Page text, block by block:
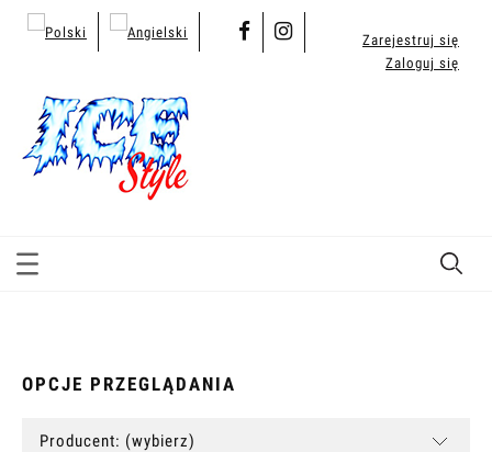
Zarejestruj się
Zaloguj się
OPCJE PRZEGLĄDANIA
Producent: (wybierz)